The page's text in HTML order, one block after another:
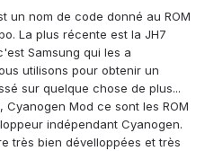
un nom de code donné au ROM
La plus récente est la JH7
Samsung qui les a
utilisons pour obtenir un
sur quelque chose de plus...
Cyanogen Mod ce sont les ROM
indépendant Cyanogen.
très bien dévelloppées et très